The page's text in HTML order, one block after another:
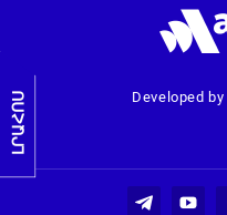
ԼՐԱՀՈՍ Developed